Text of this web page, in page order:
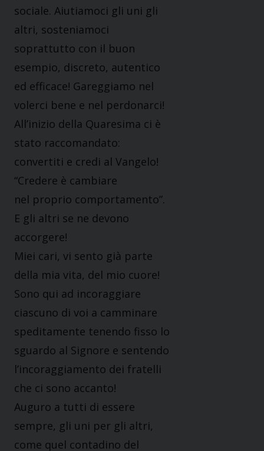
sociale. Aiutiamoci gli uni gli
altri, sosteniamoci
soprattutto con il buon
esempio, discreto, autentico
ed efficace! Gareggiamo nel
volerci bene e nel perdonarci!
All’inizio della Quaresima ci è
stato raccomandato:
convertiti e credi al Vangelo!
“Credere è cambiare
nel proprio comportamento”.
E gli altri se ne devono
accorgere!
Miei cari, vi sento già parte
della mia vita, del mio cuore!
Sono qui ad incoraggiare
ciascuno di voi a camminare
speditamente tenendo fisso lo
sguardo al Signore e sentendo
l’incoraggiamento dei fratelli
che ci sono accanto!
Auguro a tutti di essere
sempre, gli uni per gli altri,
come quel contadino del